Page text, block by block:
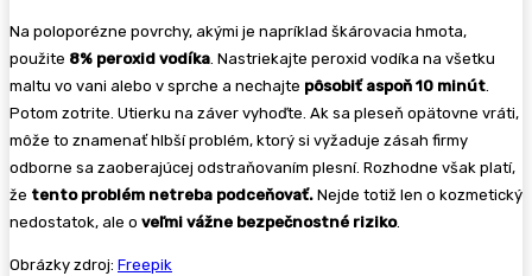
Na poloporézne povrchy, akými je napríklad škárovacia hmota,
použite 8% peroxid vodíka. Nastriekajte peroxid vodíka na všetku
maltu vo vani alebo v sprche a nechajte pôsobiť aspoň 10 minút.
Potom zotrite. Utierku na záver vyhoďte. Ak sa pleseň opätovne vráti,
môže to znamenať hlbší problém, ktorý si vyžaduje zásah firmy
odborne sa zaoberajúcej odstraňovaním plesní. Rozhodne však platí,
že tento problém netreba podceňovať. Nejde totiž len o kozmetický
nedostatok, ale o veľmi vážne bezpečnostné riziko.
Obrázky zdroj: Freepik